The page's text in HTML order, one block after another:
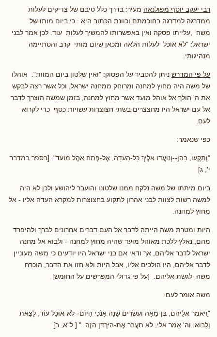
רבי יעקב יוסף מפולנאה מעיר: בדרך כלל טיבם של צדיקים לעלות
ממדרגה למדרגה בחוכמתם וכוונת הכתוב היא : כי ביום מותו של
משה ,עלייתו פסקה ואין באפשרותו להמשיך לעלות עוד. לכן אמר לבני
ישראל: "לא אוכל לעלות הלאה ומכאן שיום מותי קרב והסתיימה
מנהיגותי.
על פי המדרש ניתן להסביר על הפסוק: "ואין שלטון ביום המוות". אוהלו
של משה היה מחוץ למחנה ומרוחק ממחנה ישראל, וכל אשר רצה לבקש
את ה' הולך אל אוהל מועד אשר מחוץ למחנה, בזמן שמשה הוצרך לדבר
אל עם ישראל היו מחצצרים בשתי חצוצרות עשויות כסף כדי לקרוא
לעם.
כפי שנאמר:
"וְתָקְעוּ, בָּהֵן--וְנוֹעֲדוּ אֵלֶיךָ כָּל-הָעֵדָה, אֶל-פֶּתַח אֹהֶל מוֹעֵד". [בספר במדבר
י', ג]
ביום מיתתו של משה נלקח ממנו שלטונו והועבר ליהושע ולכן לא היה
למשה רשות לצוות לבני אהרון לתקוע בחצוצרות למקרא העדה אליו - אל
מחוץ למחנה.
היות ומטרת משה הייתה לדבר אל העם דברים אחרונים לברך ולהיפרד
מהם, נאלץ ללכת מאוהל מועד שהיה מחוץ למחנה - ולבוא אל מחנה
ישראל לדבר אליהם, אך ודאי אם בני ישראל היו יודעים כי משה מעוניין
לדבר אליהם, היו הולכים אליו, אבל היות ולא חזו את הדבר, הוכרח
משה לגשת אליהם. [על פי גדולי המפרשים על החומש]
משה אומר לעם:
"ַויאמֶר אֲלֵיהֶם, בֶּן-מֵאָה וְעֶשְׂרִים שָׁנָה אָנֹכִי הַיּוֹם--לֹא-אוּכַל עוֹד, לָצֵאת
וְלָבוֹא; וַה' אָמַר אֵלַי, לֹא תַעֲבֹר אֶת-הַיַּרְדֵּן הַזֶּה.." [ ל"א, ב]